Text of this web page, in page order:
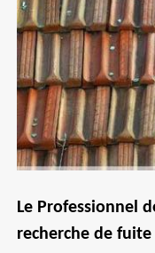
Le Professionnel
recherche de